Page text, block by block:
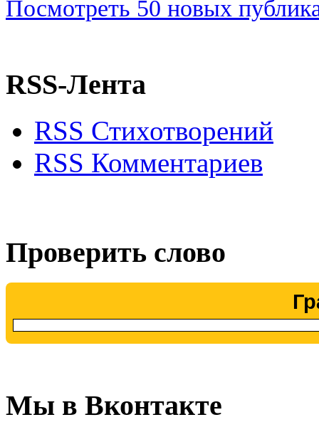
Посмотреть 50 новых
RSS-Лента
RSS Стихотворений
RSS Комментариев
Проверить слово
Мы в Вконтакте